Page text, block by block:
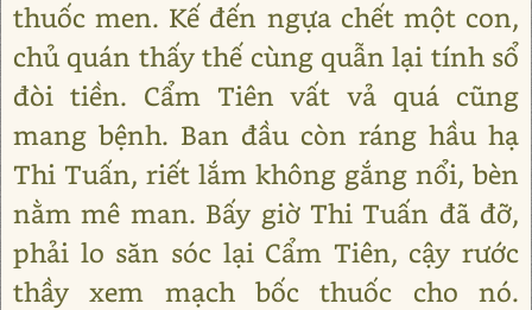
thuốc men. Kế đến ngựa chết một con,
chủ quán thấy thế cùng quẫn lại tính sổ
đòi tiền. Cẩm Tiên vất vả quá cũng
mang bệnh. Ban đầu còn ráng hầu hạ
Thi Tuấn, riết lắm không gắng nổi, bèn
nằm mê man. Bấy giờ Thi Tuấn đã đỡ,
phải lo săn sóc lại Cẩm Tiên, cậy rước
thầy xem mạch bốc thuốc cho nó.